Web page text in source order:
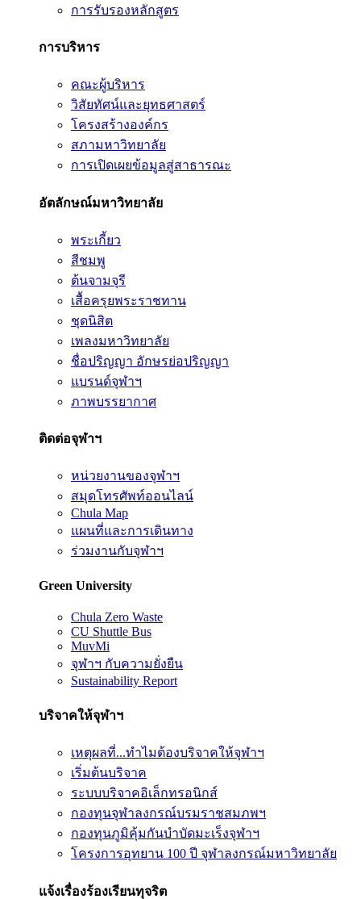
การรับรองหลักสูตร
การบริหาร
คณะผู้บริหาร
วิสัยทัศน์และยุทธศาสตร์
โครงสร้างองค์กร
สภามหาวิทยาลัย
การเปิดเผยข้อมูลสู่สาธารณะ
อัตลักษณ์มหาวิทยาลัย
พระเกี้ยว
สีชมพู
ต้นจามจุรี
เสื้อครุยพระราชทาน
ชุดนิสิต
เพลงมหาวิทยาลัย
ชื่อปริญญา อักษรย่อปริญญา
แบรนด์จุฬาฯ
ภาพบรรยากาศ
ติดต่อจุฬาฯ
หน่วยงานของจุฬาฯ
สมุดโทรศัพท์ออนไลน์
Chula Map
แผนที่และการเดินทาง
ร่วมงานกับจุฬาฯ
Green University
Chula Zero Waste
CU Shuttle Bus
MuvMi
จุฬาฯ กับความยั่งยืน
Sustainability Report
บริจาคให้จุฬาฯ
เหตุผลที่...ทำไมต้องบริจาคให้จุฬาฯ
เริ่มต้นบริจาค
ระบบบริจาคอิเล็กทรอนิกส์
กองทุนจุฬาลงกรณ์บรมราชสมภพฯ
กองทุนภูมิคุ้มกันบำบัดมะเร็งจุฬาฯ
โครงการอุทยาน 100 ปี จุฬาลงกรณ์มหาวิทยาลัย
แจ้งเรื่องร้องเรียนทุจริต